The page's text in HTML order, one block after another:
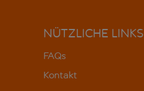
NÜTZLICHE LINKS
FAQs
Kontakt